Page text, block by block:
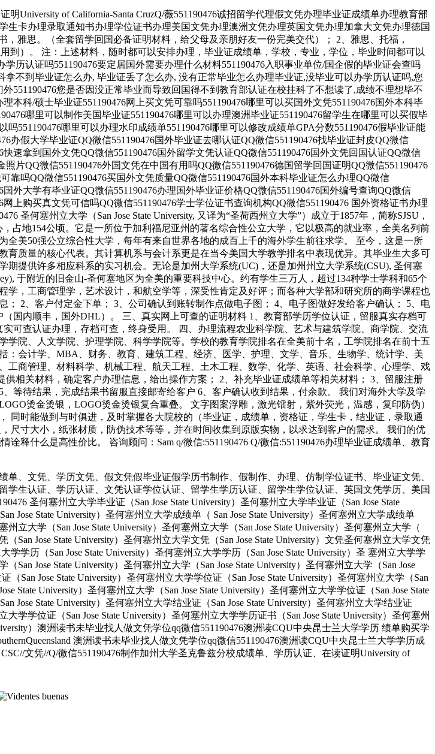
University of California-Santa CruzQ/薇551190476诚招留学代理假文凭办理毕业证成绩单办理教育部
卡办理录取通知书办理学位证书办理美国文凭办理澳洲文凭办理英国文凭办理加拿大文凭办理德国
雅思。（全套留学回国必备证明材料，给父母及亲朋好友一份完美交代）； 2、雅思、托福，
）。 注：上述材料，随时都可以安排办理，毕业证成绩单，学校，专业，学位，毕业时间都可以
历认证吗551190476要定居国外需要办理什么材料551190476入职事业单位/国企假的毕业证会查吗
不到毕业证怎么办, 毕业证丢了怎么办, 没有正常毕业怎么办理毕业证,没毕业可以办学历认证吗,您
551190476您是否因没正常毕业而导致回国得不到教育部认证在校挂科了不想读了,成绩不理想毕不
本科/硕士毕业证551190476网上买文凭可靠吗551190476哪里可以买国外文凭551190476国外本科毕
哪里可以制作美国毕业证551190476哪里可以办理澳洲毕业证551190476留学生在哪里可以买假毕
551190476哪里可以办理水印成绩单551190476哪里可以修改成绩单GPA分数551190476假毕业证能
办假大学毕业证QQ微信551190476国外毕业证去哪认证QQ微信551190476找毕业证封皮QQ微信
速拿到国外文凭QQ微信551190476国外留学文凭认证QQ微信551190476国外文凭回国认证QQ微信
片QQ微信551190476外国文凭在中国有用吗QQ微信551190476德国留学回国证明QQ微信551190476
吗QQ微信551190476买国外文凭质量QQ微信551190476国外本科毕业证怎么办理QQ微信
外大学有毕业证QQ微信551190476办理国外毕业证价格QQ微信551190476国外编号查询QQ微信
上购买真文凭可信吗QQ微信551190476学士学位证书查询机构QQ微信551190476 国外资格证书办理
圣何塞州立大学（San Jose State University, 又译为“圣荷西州立大学”）成立于1857年，简称SJSU，
占地154公顷。它是一所位于加利福尼亚州的著名综合性公立大学，它以极高的就业率，全美名列前
美50强公立综合性大学，每年有来自世界各地的成百上千的海外学生前往求学。 至今，这是一所
质量的核心代表。其计算机系与会计系更是在当今美国大学教学排名中表现优异。其毕业生大多可
提供许多相应科系的实习机会。无论是加州大学系统(UC)，还是加州州立大学系统(CSU), 圣何塞
于附近的旧金山-圣何塞地区为全美的重要科技中心。约有学生三万人，超过134种学士学科和65个
，工商管理学，艺术设计，和航空学等，深受性肯定及好评；而各种大学部和研究所的商学课程也
2、客户付定金下单； 3、公司确认到账转制作点做电子图； 4、电子图做好发给客户确认； 5、电
国内顺丰，国外DHL）。 三、真实网上可查的证明材料 1、教育部学历学位认证，留服真实存档可
可查认证办理，存档可查，终身受用。 四、办理流程农业科学院、艺术与建筑学院、商学院、交流
院、人文学院、护理学院、科学学院等。学校的教育学院排名在全美前十名，工学院排名在前十五
会计学、MBA、财务、教育、建筑工程、经济、医学、护理、文学、音乐、生物学、统计学、美
商管理、材料科学、机械工程、航天工程、土木工程、数学、化学、英语、社会科学、心理学、戏
相关材料，确定客户办理信息，给出操作方案； 2、补充毕业证成绩单等相关材料； 3、留服注册
等待结果，完成结果书留服直接邮寄给客户 6、客户确认收到结果，付余款。 我们对海外大学及学
烫金烫银，LOGO烫金烫银复合重叠。 文字图案浮雕，激光镭射，紫外荧光，温感，复印防伪）
时能做到与时俱进，及时掌握各大院校的（毕业证，成绩单，资格证，学生卡，结业证，录取通
寸大小，纸张材质，防伪技术等等，并在时间收集到原版实物，以求达到客户的需求。 我们的优
释什么是高性价比。 咨询顾问：Sam q/微信:551190476 Q/微信:551190476办理毕业证成绩单、教育
、文凭、学历文凭、假文凭假毕业证假学历书制作、假制作、办理、仿制学位证书、毕业证文凭、
生认证、学历认证、文凭认证学位认证、留学生学历认证、留学生学位认证、英国文凭学历、美国
圣何塞州立大学毕业证（San Jose State University）圣何塞州立大学毕业证（San Jose State
Jose State University）圣何塞州立大学成绩单（ San Jose State University）圣何塞州立大学成绩单
州立大学（San Jose State University）圣何塞州立大学（San Jose State University）圣何塞州立大学（
San Jose State University）圣何塞州立大学文凭（San Jose State University）文凭圣何塞州立大学文凭
学学历（San Jose State University）圣何塞州立大学学历（San Jose State University）圣 塞州立大学学
San Jose State University）圣何塞州立大学（San Jose State University）圣何塞州立大学（San Jose
San Jose State University）圣何塞州立大学学位证（San Jose State University）圣何塞州立大学（San
State University）圣何塞州立大学（San Jose State University）圣何塞州立大学学位证（San Jose State
Jose State University）圣何塞州立大学结业证（San Jose State University）圣何塞州立大学结业证
大学学位证（San Jose State University）圣何塞州立大学学历证书（San Jose State University）圣何塞州
）澳洲读书未毕业找人做文凭学位qq微信551190476澳洲读CQU中央昆士兰大学学历 绩单购买学
澳洲读书未毕业找人做文凭学位qq微信551190476澳洲读CQU中央昆士兰大学学历成
文凭//Q/微信551190476制作加州大学圣克鲁兹分校成绩单、学历认证、在读证明University of